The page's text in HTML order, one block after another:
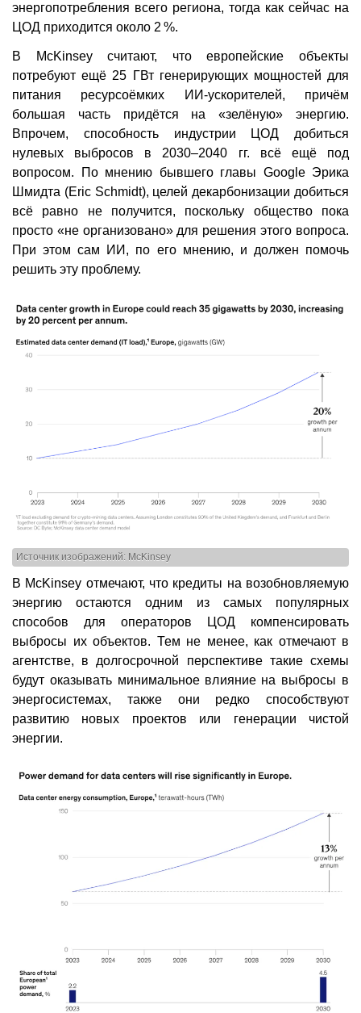
энергопотребления всего региона, тогда как сейчас на
ЦОД приходится около 2 %.
В McKinsey считают, что европейские объекты
потребуют ещё 25 ГВт генерирующих мощностей для
питания ресурсоёмких ИИ-ускорителей, причём
большая часть придётся на «зелёную» энергию.
Впрочем, способность индустрии ЦОД добиться
нулевых выбросов в 2030–2040 гг. всё ещё под
вопросом. По мнению бывшего главы Google Эрика
Шмидта (Eric Schmidt), целей декарбонизации добиться
всё равно не получится, поскольку общество пока
просто «не организовано» для решения этого вопроса.
При этом сам ИИ, по его мнению, и должен помочь
решить эту проблему.
Источник изображений: McKinsey
В McKinsey отмечают, что кредиты на возобновляемую
энергию остаются одним из самых популярных
способов для операторов ЦОД компенсировать
выбросы их объектов. Тем не менее, как отмечают в
агентстве, в долгосрочной перспективе такие схемы
будут оказывать минимальное влияние на выбросы в
энергосистемах, также они редко способствуют
развитию новых проектов или генерации чистой
энергии.